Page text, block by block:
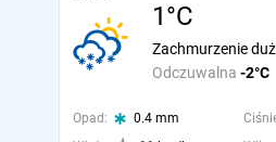
1°C
Odczuwalna -2°C
Zachmurzenie
Opad: 0.4 mm